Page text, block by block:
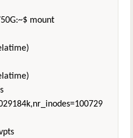
mount